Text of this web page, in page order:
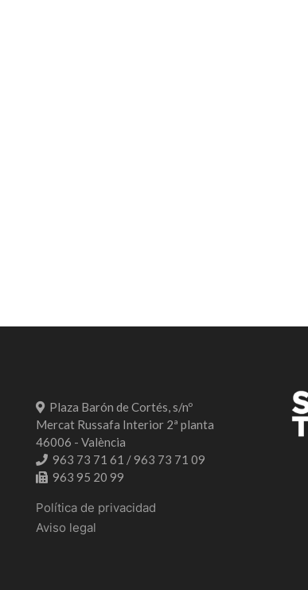
Plaza Barón de Cortés, s/nº
Mercat Russafa Interior 2ª planta
46006 - València
963 73 71 61 / 963 73 71 09
963 95 20 99
Política de privacidad
Aviso legal